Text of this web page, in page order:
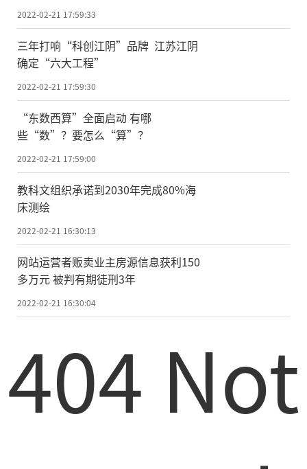
2022-02-21 17:59:33
三年打响“科创江阴”品牌 江苏江阴
确定“六大工程”
2022-02-21 17:59:30
“东数西算”全面启动 有哪
些“数”？要怎么“算”？
2022-02-21 17:59:00
教科文组织承诺到2030年完成80%海
床测绘
2022-02-21 16:30:13
网站运营者贩卖业主房源信息获利150
多万元 被判有期徒刑3年
2022-02-21 16:30:04
404 Not